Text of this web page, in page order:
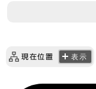
現在位置 表示